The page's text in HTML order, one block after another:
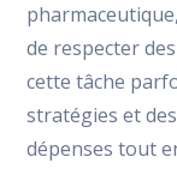
de respecter
cette tâche
stratégies et
dépenses tout